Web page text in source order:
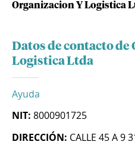
Organizacion Y Logistica
Datos de contacto de
Logistica Ltda
Ayuda
NIT: 8000901725
DIRECCIÓN: CALLE 45 A 9